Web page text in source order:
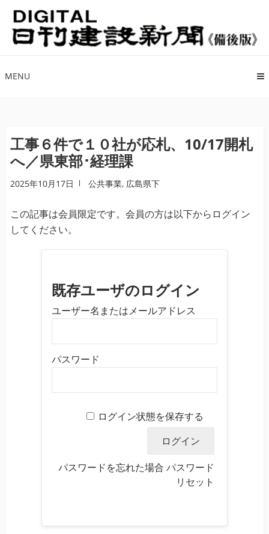
ナ
ビ
ゲ
シ
ス
キ
ッ
プ
コ
ン
テ
ツ
ッ
プ
MENU
工事６件で１０社が応札、10/17開札
へ／県東部･経理課
2025年10月17日 公共事業, 広島県下
この記事は会員限定です。会員の方は以下からログイン
してください。
既存ユーザのログイン
ユーザー名またはメールアドレス
パスワード
ログイン状態を保存する
パスワードを忘れた場合 パスワード
リセット